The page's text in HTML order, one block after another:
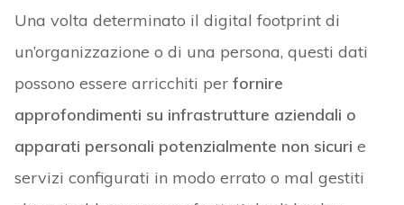
Una volta determinato il digital footprint di
un’organizzazione o di una persona, questi dati
possono essere arricchiti per fornire
approfondimenti su infrastrutture aziendali o
apparati personali potenzialmente non sicuri e
servizi configurati in modo errato o mal gestiti